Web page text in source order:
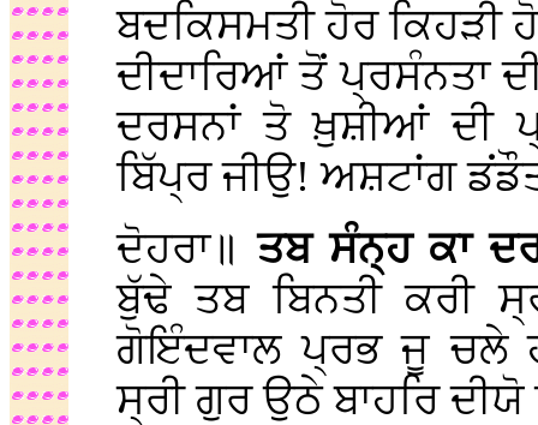
ਬਦਕਿਸਮਤੀ ਹੋਰ ਕਿਹੜੀ
ਦੀਦਾਰਿਆਂ ਤੋਂ ਪ੍ਰਸੰਨਤਾ
ਦਰਸਨਾਂ ਤੋ ਖ਼ੁਸ਼ੀਆਂ ਦੀ
ਬਿੱਪ੍ਰ ਜੀਉ! ਅਸ਼ਟਾਂਗ
ਦੋਹਰਾ॥ਤਬ ਸੰਨ੍ਹ ਕਾ
ਬੁੱਢੇ ਤਬ ਬਿਨਤੀ ਕਰੀ
ਗੋਇੰਦਵਾਲ ਪ੍ਰਭ ਜੂ ਚਲੇ
ਸ੍ਰੀ ਗੁਰ ਉਠੇ ਬਾਹਰਿ ਦੀਯੋ